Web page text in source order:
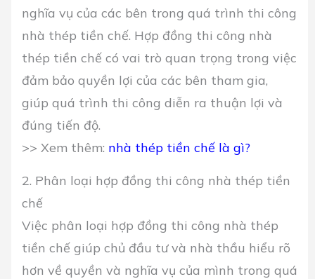
nghĩa vụ của các bên trong quá trình thi công
nhà thép tiền chế. Hợp đồng thi công nhà
thép tiền chế có vai trò quan trọng trong việc
đảm bảo quyền lợi của các bên tham gia,
giúp quá trình thi công diễn ra thuận lợi và
đúng tiến độ.
>> Xem thêm: nhà thép tiền chế là gì?
2. Phân loại hợp đồng thi công nhà thép tiền
chế
Việc phân loại hợp đồng thi công nhà thép
tiền chế giúp chủ đầu tư và nhà thầu hiểu rõ
hơn về quyền và nghĩa vụ của mình trong quá